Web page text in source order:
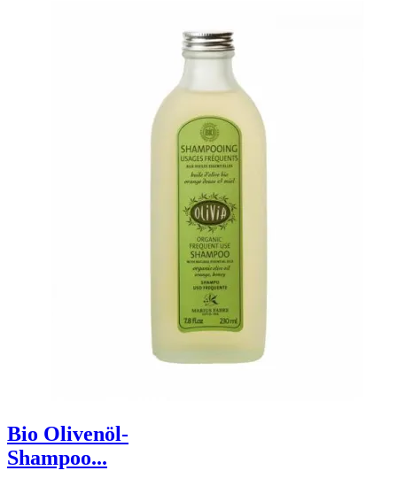
Bio Olivenöl-
Shampoo...